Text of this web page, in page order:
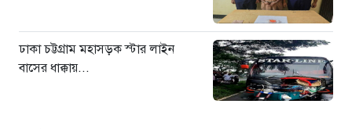
ঢাকা চট্টগ্রাম মহাসড়ক স্টার লাইন
বাসের ধাক্কায়...